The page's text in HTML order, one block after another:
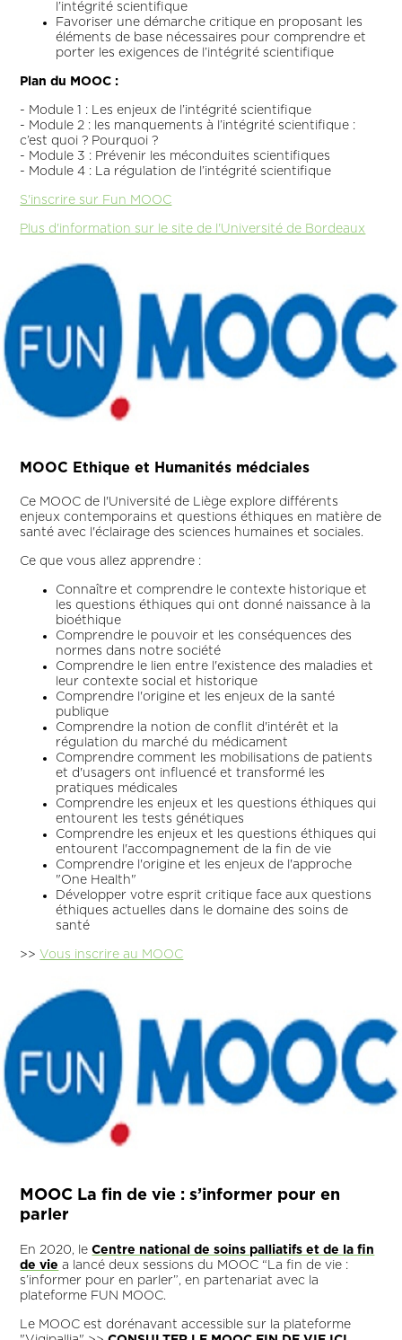
l’intégrité scientifique
Favoriser une démarche critique en proposant les
éléments de base nécessaires pour comprendre et
porter les exigences de l’intégrité scientifique
Plan du MOOC :
- Module 1 : Les enjeux de l’intégrité scientifique
- Module 2 : les manquements à l’intégrité scientifique :
c’est quoi ? Pourquoi ?
- Module 3 : Prévenir les méconduites scientifiques
- Module 4 : La régulation de l’intégrité scientifique
S'inscrire sur Fun MOOC
Plus d'information sur le site de l'Université de Bordeaux
MOOC Ethique et Humanités médciales
Ce MOOC de l'Université de Liège explore différents
enjeux contemporains et questions éthiques en matière de
santé avec l'éclairage des sciences humaines et sociales.
Ce que vous allez apprendre :
Connaître et comprendre le contexte historique et
les questions éthiques qui ont donné naissance à la
bioéthique
Comprendre le pouvoir et les conséquences des
normes dans notre société
Comprendre le lien entre l'existence des maladies et
leur contexte social et historique
Comprendre l'origine et les enjeux de la santé
publique
Comprendre la notion de conflit d'intérêt et la
régulation du marché du médicament
Comprendre comment les mobilisations de patients
et d'usagers ont influencé et transformé les
pratiques médicales
Comprendre les enjeux et les questions éthiques qui
entourent les tests génétiques
Comprendre les enjeux et les questions éthiques qui
entourent l'accompagnement de la fin de vie
Comprendre l'origine et les enjeux de l'approche
"One Health"
Développer votre esprit critique face aux questions
éthiques actuelles dans le domaine des soins de
santé
>> Vous inscrire au MOOC
MOOC La fin de vie : s’informer pour en
parler
En 2020, leCentre national de soins palliatifs et de la fin
de vie a lancé deux sessions du MOOC “La fin de vie :
s’informer pour en parler”, en partenariat avec la
plateforme FUN MOOC.
Le MOOC est dorénavant accessible sur la plateforme